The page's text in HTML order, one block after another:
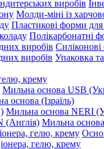
Молди-міні із
Пластикові форми
Полікарбонатні
Упаковка
крему
Мильна основа USB
основа (Ізраїль)
Мильна основа NERI
Мильна